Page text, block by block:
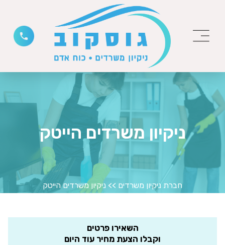
ניקיון משרדים הייטק
חברת ניקיון משרדים >> ניקיון משרדים הייטק
השאירו פרטים
וקבלו הצעת מחיר עוד היום